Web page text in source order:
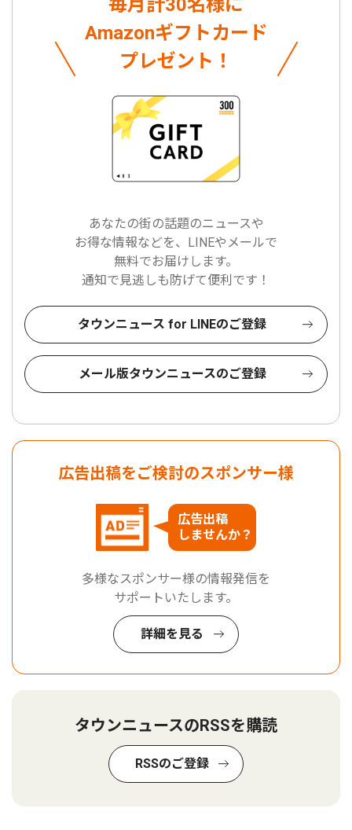
毎月計30名様に
Amazonギフトカード
プレゼント！
あなたの街の話題のニュースや
お得な情報などを、LINEやメールで
無料でお届けします。
通知で見逃しも防げて便利です！
タウンニュース for LINEのご登録
メール版タウンニュースのご登録
広告出稿をご検討のスポンサー様
広告出稿
しませんか？
多様なスポンサー様の情報発信を
サポートいたします。
詳細を見る
タウンニュースのRSSを購読
RSSのご登録